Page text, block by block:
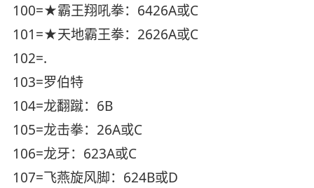
100=★霸王翔吼拳：6426A或C
101=★天地霸王拳：2626A或C
102=.
103=罗伯特
104=龙翻蹴：6B
105=龙击拳：26A或C
106=龙牙：623A或C
107=飞燕旋风脚：624B或D